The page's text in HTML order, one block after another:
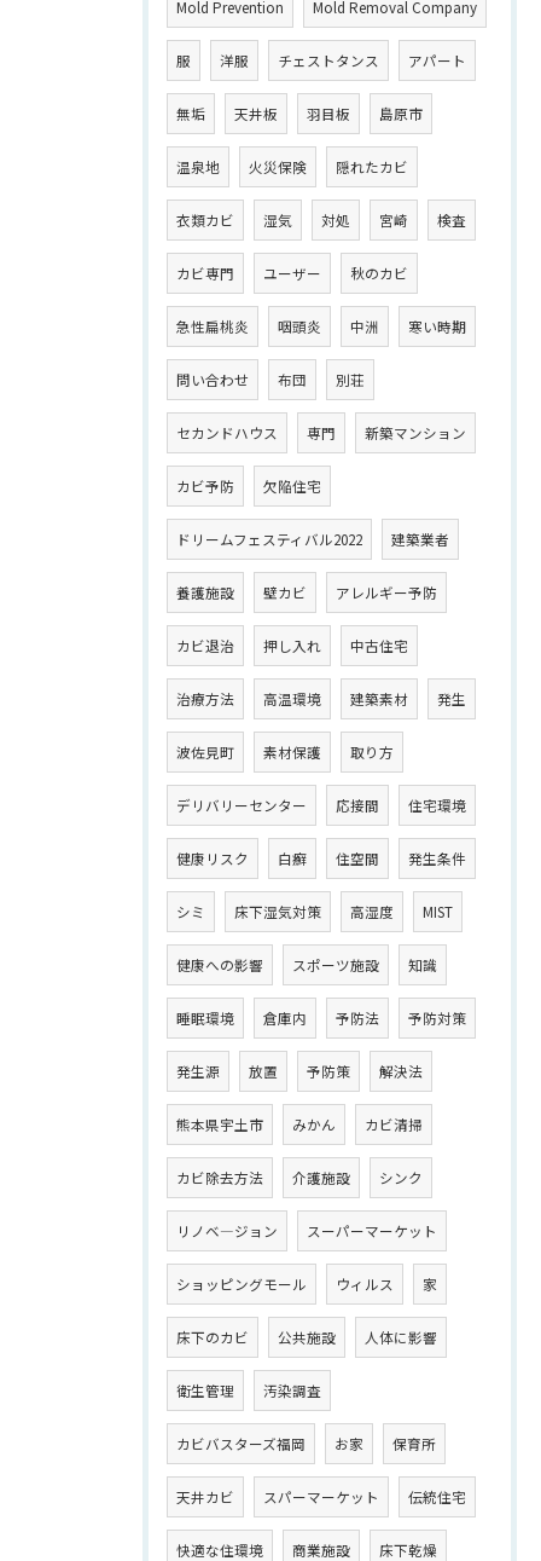
Mold Prevention Mold Removal Company
服 洋服 チェストタンス アパート
無垢 天井板 羽目板 島原市
温泉地 火災保険 隠れたカビ
衣類カビ 湿気 対処 宮崎 検査
カビ専門 ユーザー 秋のカビ
急性扁桃炎 咽頭炎 中洲 寒い時期
問い合わせ 布団 別荘
セカンドハウス 専門 新築マンション
カビ予防 欠陥住宅
ドリームフェスティバル2022 建築業者
養護施設 壁カビ アレルギー予防
カビ退治 押し入れ 中古住宅
治療方法 高温環境 建築素材 発生
波佐見町 素材保護 取り方
デリバリーセンター 応接間 住宅環境
健康リスク 白癬 住空間 発生条件
シミ 床下湿気対策 高湿度 MIST
健康への影響 スポーツ施設 知識
睡眠環境 倉庫内 予防法 予防対策
発生源 放置 予防策 解決法
熊本県宇土市 みかん カビ清掃
カビ除去方法 介護施設 シンク
リノベ―ジョン スーパーマーケット
ショッピングモール ウィルス 家
床下のカビ 公共施設 人体に影響
衛生管理 汚染調査
カビバスターズ福岡 お家 保育所
天井カビ スパーマーケット 伝統住宅
快適な住環境 商業施設 床下乾燥